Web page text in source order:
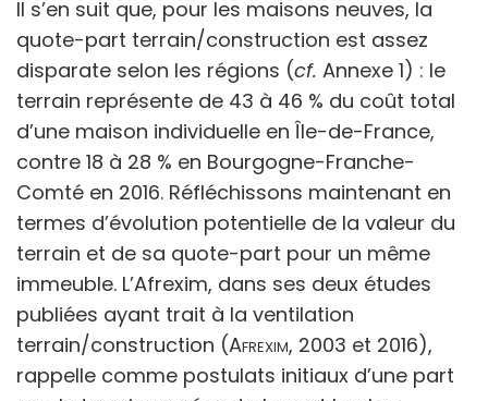
Il s’en suit que, pour les maisons neuves, la
quote-part terrain/construction est assez
disparate selon les régions (cf. Annexe 1) : le
terrain représente de 43 à 46 % du coût total
d’une maison individuelle en Île-de-France,
contre 18 à 28 % en Bourgogne-Franche-
Comté en 2016. Réfléchissons maintenant en
termes d’évolution potentielle de la valeur du
terrain et de sa quote-part pour un même
immeuble. L’Afrexim, dans ses deux études
publiées ayant trait à la ventilation
terrain/construction (Afrexim, 2003 et 2016),
rappelle comme postulats initiaux d’une part